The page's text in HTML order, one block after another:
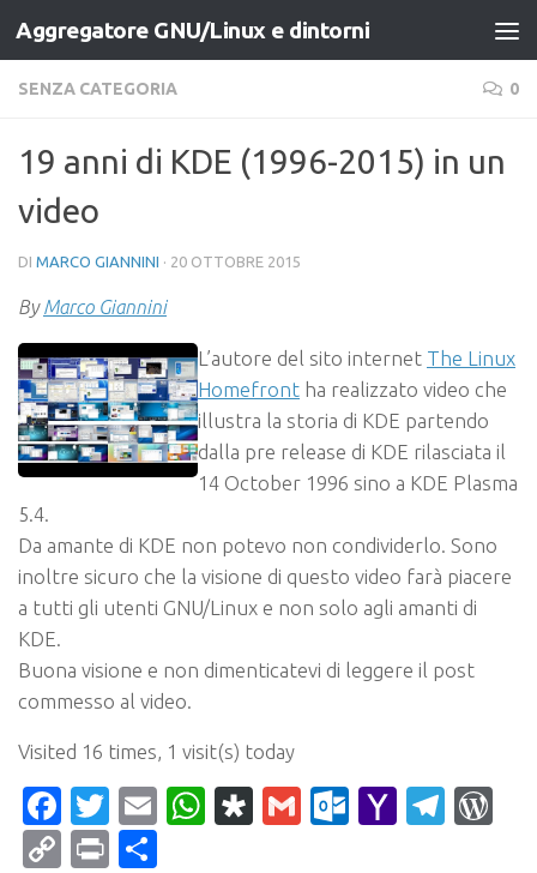
Salta al contenuto
Aggregatore GNU/Linux e dintorni
SENZA CATEGORIA 0
19 anni di KDE (1996-2015) in un
video
DI MARCO GIANNINI · 20 OTTOBRE 2015
ByMarco Giannini
L’autore del sito internet The Linux
Homefront ha realizzato video che
illustra la storia di KDE partendo
dalla pre release di KDE rilasciata il
14 October 1996 sino a KDE Plasma
5.4.
Da amante di KDE non potevo non condividerlo. Sono
inoltre sicuro che la visione di questo video farà piacere
a tutti gli utenti GNU/Linux e non solo agli amanti di
KDE.
Buona visione e non dimenticatevi di leggere il post
commesso al video.
Visited 16 times, 1 visit(s) today
Facebook
Twitter
EmailWhatsApp
Diaspora
Gmail Yahoo
CopyPrint